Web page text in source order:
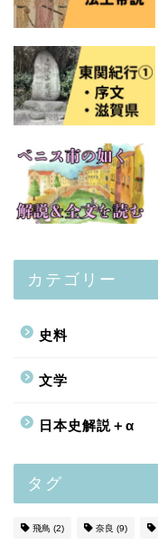
カテゴリー
史料
文学
日本史解説＋α
タグ
飛鳥 (2) 奈良 (9)